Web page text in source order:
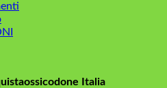
Italia